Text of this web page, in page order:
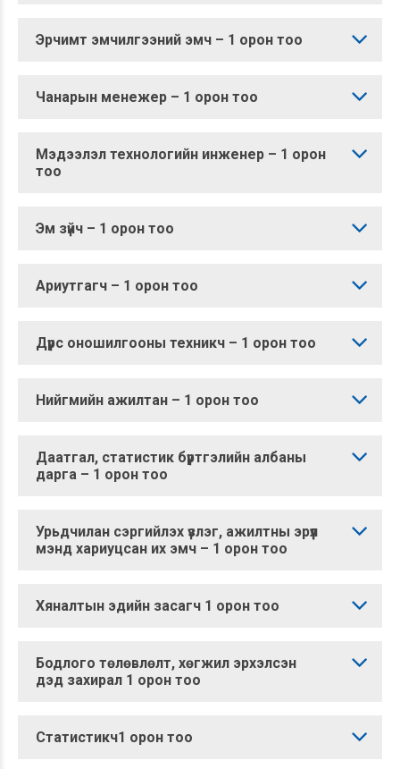
Эрчимт эмчилгээний эмч – 1 орон тоо
Чанарын менежер – 1 орон тоо
Мэдээлэл технологийн инженер – 1 орон
тоо
Эм зүйч – 1 орон тоо
Ариутгагч – 1 орон тоо
Дүрс оношилгооны техникч – 1 орон тоо
Нийгмийн ажилтан – 1 орон тоо
Даатгал, статистик бүртгэлийн албаны
дарга – 1 орон тоо
Урьдчилан сэргийлэх үзлэг, ажилтны эрүүл
мэнд хариуцсан их эмч – 1 орон тоо
Хяналтын эдийн засагч 1 орон тоо
Бодлого төлөвлөлт, хөгжил эрхэлсэн
дэд захирал 1 орон тоо
Статистикч1 орон тоо